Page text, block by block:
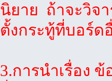
นิยาย ถ้าจะวิจ
ตั้งกระทู้ที่บอร์
3.การนำเรื่อง